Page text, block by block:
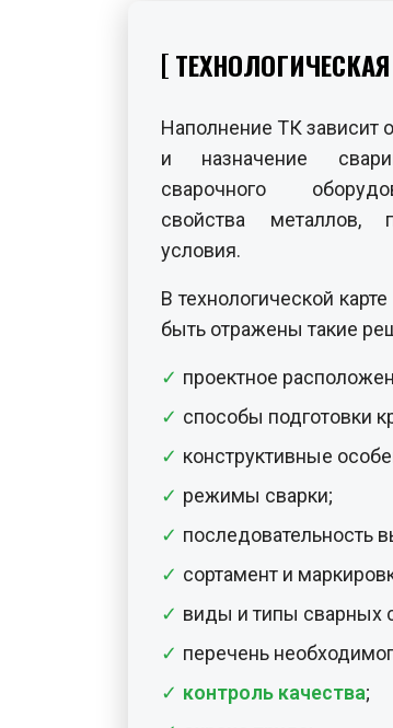
Наполнение ТК зависит
и назначение
сварочного
свойства металлов,
условия.
В технологической
быть отражены такие
проектное
способы подготовки
конструктивные
режимы сварки;
последовательность
сортамент и
виды и типы сварных
перечень
контроль качества;